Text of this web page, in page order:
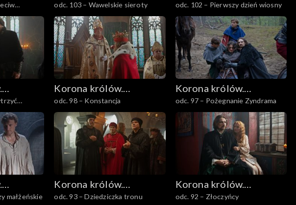
Jagiellonowie
odc. 103 – Wawelskie sieroty
Jagiellonowie
odc. 102 – Pierwszy dzień wiosny
Korona królów.
Jagiellonowie
odc. 98 – Konstancja
Korona królów.
Jagiellonowie
odc. 97 – Pożegnanie Zyndrama
małżeńskie
Korona królów.
Jagiellonowie
odc. 93 – Dziedziczka tronu
Korona królów.
Jagiellonowie
odc. 92 – Złoczyńcy